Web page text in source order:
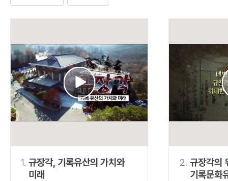
검색 연산자 사용안내
연산자 사용 예
AND 정조 AND 정약용
“정조”와 “정약
색
OR 정조 OR 정약용 “정조” 또는 “
동시에 여러 개의 연산자를 사용할 수 있습니다.
1. 규장각, 기록유산의 가치와
미래
2. 규장각의
기록문화